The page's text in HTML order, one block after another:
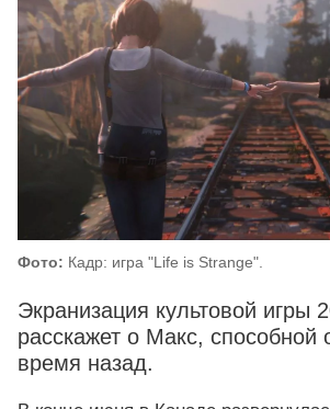
Фото: Кадр: игра "Life is Strange".
Экранизация культовой игры
расскажет о Макс, способной
время назад.